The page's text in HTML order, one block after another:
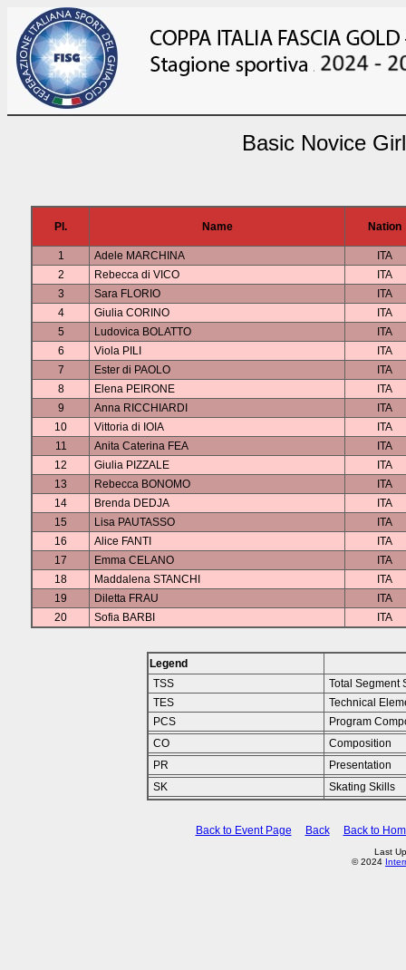
Basic Novice
Pl. Name Nation
1 Adele MARCHINA
ITA
2
Rebecca di VICO
ITA
3
Sara FLORIO
ITA
4
Giulia CORINO
ITA
5
Ludovica BOLATTO
ITA
6
Viola PILI
ITA
7
Ester di PAOLO
ITA
8
Elena PEIRONE
ITA
9
Anna RICCHIARDI
ITA
10
Vittoria di IOIA
ITA
11
Anita Caterina FEA
ITA
12
Giulia PIZZALE
ITA
13
Rebecca BONOMO
ITA
14
Brenda DEDJA
ITA
15
Lisa PAUTASSO
ITA
16
Alice FANTI
ITA
17
Emma CELANO
ITA
18
Maddalena STANCHI
ITA
19
Diletta FRAU
ITA
20
Sofia BARBI ITA
Legend
TSS
Total Segment
TES
Technical
PCS
Program
CO
Composition
PR
Presentation
SK
Skating Skills
Back to Event Page Back Back to
Last
© 2024